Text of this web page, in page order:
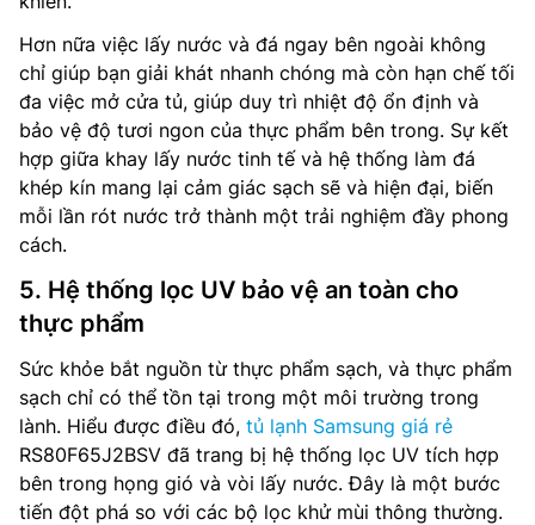
Hơn nữa việc lấy nước và đá ngay bên ngoài không
chỉ giúp bạn giải khát nhanh chóng mà còn hạn chế tối
đa việc mở cửa tủ, giúp duy trì nhiệt độ ổn định và
bảo vệ độ tươi ngon của thực phẩm bên trong. Sự kết
hợp giữa khay lấy nước tinh tế và hệ thống làm đá
khép kín mang lại cảm giác sạch sẽ và hiện đại, biến
mỗi lần rót nước trở thành một trải nghiệm đầy phong
cách.
5. Hệ thống lọc UV bảo vệ an toàn cho
thực phẩm
Sức khỏe bắt nguồn từ thực phẩm sạch, và thực phẩm
sạch chỉ có thể tồn tại trong một môi trường trong
lành. Hiểu được điều đó, tủ lạnh Samsung giá rẻ
RS80F65J2BSV đã trang bị hệ thống lọc UV tích hợp
bên trong họng gió và vòi lấy nước. Đây là một bước
tiến đột phá so với các bộ lọc khử mùi thông thường.